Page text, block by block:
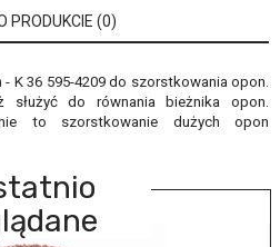
PRODUKCIE (0)
K 36 595-4209 do szorstkowania opon.
służyć do równania bieżnika opon.
to szorstkowanie dużych opon